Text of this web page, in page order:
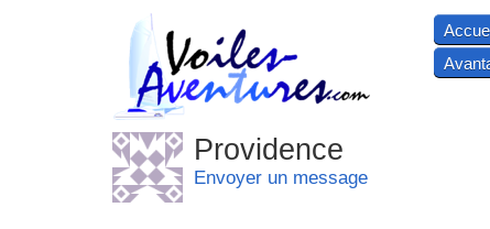
Providence
Envoyer un message